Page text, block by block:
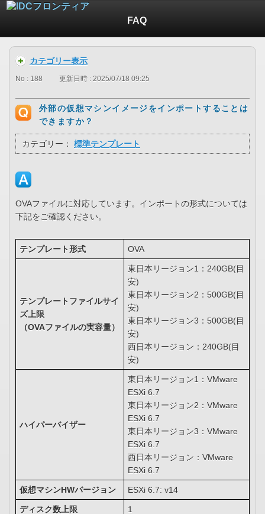
FAQ
カテゴリー表示
No : 188 更新日時 : 2025/07/18 09:25
外部の仮想マシンイメージをインポートすることは
できますか？
カテゴリー： 標準テンプレート
OVAファイルに対応しています。インポートの形式については
下記をご確認ください。
テンプレート形式 OVA
テンプレートファイルサイ
ズ上限
（OVAファイルの実容量）
東日本リージョン1：240GB(目
安)
東日本リージョン2：500GB(目
安)
東日本リージョン3：500GB(目
安)
西日本リージョン：240GB(目
安)
ハイパーバイザー
東日本リージョン1：VMware
ESXi 6.7
東日本リージョン2：VMware
ESXi 6.7
東日本リージョン3：VMware
ESXi 6.7
西日本リージョン：VMware
ESXi 6.7
仮想マシンHWバージョン ESXi 6.7: v14
ディスク数上限 1